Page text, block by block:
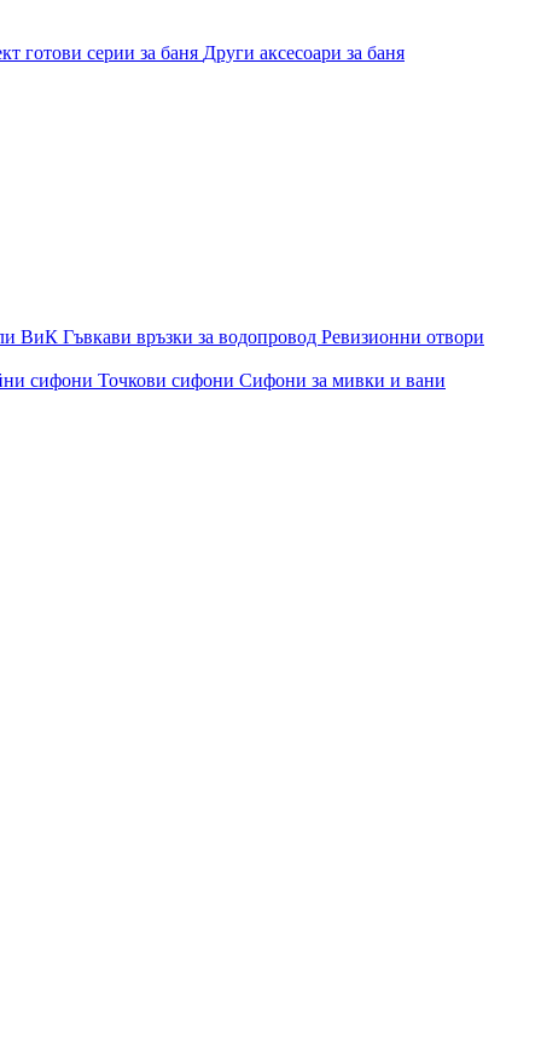
готови серии за баня Други аксесоари за баня
ВиК Гъвкави връзки за водопровод Ревизионни отвори
сифони Точкови сифони Сифони за мивки и вани